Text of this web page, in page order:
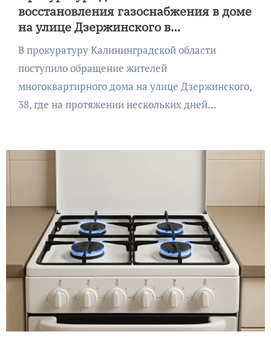
восстановления газоснабжения в доме
на улице Дзержинского в
Калининграде
В прокуратуру Калининградской области
поступило обращение жителей
многоквартирного дома на улице Дзержинского,
38, где на протяжении нескольких дней…